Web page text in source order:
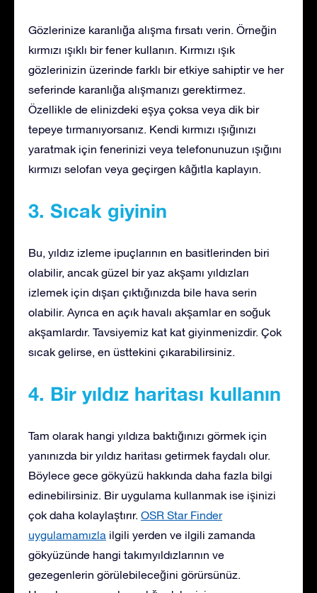
Gözlerinize karanlığa alışma fırsatı verin. Örneğin
kırmızı ışıklı bir fener kullanın. Kırmızı ışık
gözlerinizin üzerinde farklı bir etkiye sahiptir ve her
seferinde karanlığa alışmanızı gerektirmez.
Özellikle de elinizdeki eşya çoksa veya dik bir
tepeye tırmanıyorsanız. Kendi kırmızı ışığınızı
yaratmak için fenerinizi veya telefonunuzun ışığını
kırmızı selofan veya geçirgen kâğıtla kaplayın.
3. Sıcak giyinin
Bu, yıldız izleme ipuçlarının en basitlerinden biri
olabilir, ancak güzel bir yaz akşamı yıldızları
izlemek için dışarı çıktığınızda bile hava serin
olabilir. Ayrıca en açık havalı akşamlar en soğuk
akşamlardır. Tavsiyemiz kat kat giyinmenizdir. Çok
sıcak gelirse, en üsttekini çıkarabilirsiniz.
4. Bir yıldız haritası kullanın
Tam olarak hangi yıldıza baktığınızı görmek için
yanınızda bir yıldız haritası getirmek faydalı olur.
Böylece gece gökyüzü hakkında daha fazla bilgi
edinebilirsiniz. Bir uygulama kullanmak ise işinizi
çok daha kolaylaştırır. OSR Star Finder
uygulamamızla ilgili yerden ve ilgili zamanda
gökyüzünde hangi takımyıldızlarının ve
gezegenlerin görülebileceğini görürsünüz.